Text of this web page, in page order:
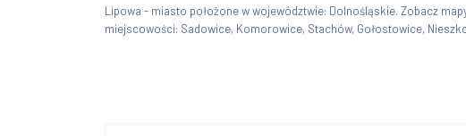
Lipowa - miasto położone w województwie: Dolnośląskie. Zobacz
miejscowości: Sadowice, Komorowice, Stachów, Gołostowice,